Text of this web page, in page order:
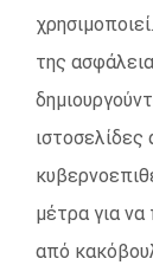
της
μέτρα για να
από